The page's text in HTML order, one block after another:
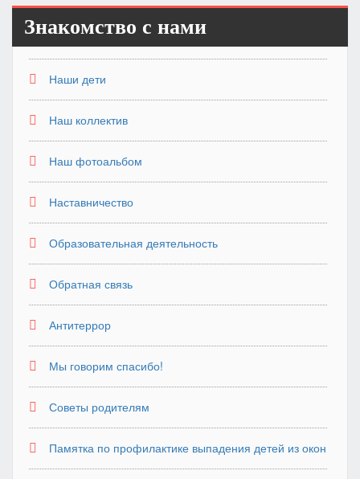
Знакомство с нами
Наши дети
Наш коллектив
Наш фотоальбом
Наставничество
Образовательная деятельность
Обратная связь
Антитеррор
Мы говорим спасибо!
Советы родителям
Памятка по профилактике выпадения детей из окон